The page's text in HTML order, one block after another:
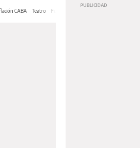
CABA Teatro Feria de Editores